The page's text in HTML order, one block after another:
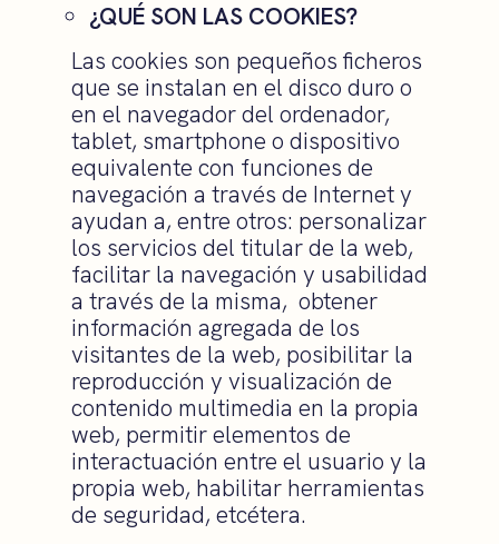
¿QUÉ SON LAS COOKIES?
Las cookies son pequeños ficheros
que se instalan en el disco duro o
en el navegador del ordenador,
tablet, smartphone o dispositivo
equivalente con funciones de
navegación a través de Internet y
ayudan a, entre otros: personalizar
los servicios del titular de la web,
facilitar la navegación y usabilidad
a través de la misma, obtener
información agregada de los
visitantes de la web, posibilitar la
reproducción y visualización de
contenido multimedia en la propia
web, permitir elementos de
interactuación entre el usuario y la
propia web, habilitar herramientas
de seguridad, etcétera.